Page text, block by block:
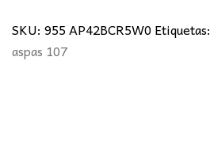
GARDEN
cantidad
SKU: 955 AP42BCR5W0Etiquetas:
aspas 107